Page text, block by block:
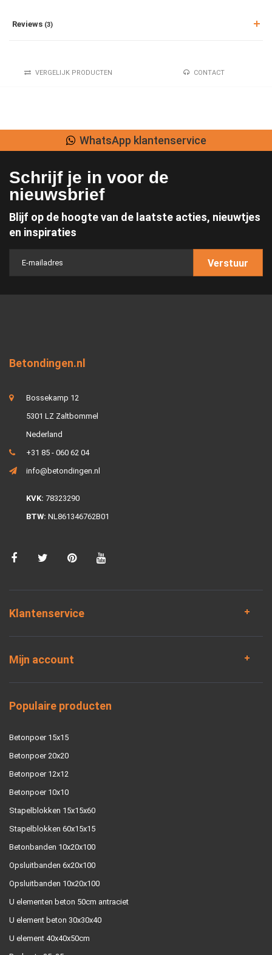
Reviews (3)
VERGELIJK PRODUCTEN CONTACT
WhatsApp klantenservice
Schrijf je in voor de
nieuwsbrief
Blijf op de hoogte van de laatste acties, nieuwtjes
en inspiraties
Verstuur
Betondingen.nl
Bossekamp 12
5301 LZ Zaltbommel
Nederland
+31 85 - 060 62 04
info@betondingen.nl
KVK: 78323290
BTW: NL861346762B01
Klantenservice
Mijn account
Populaire producten
Betonpoer 15x15
Betonpoer 20x20
Betonpoer 12x12
Betonpoer 10x10
Stapelblokken 15x15x60
Stapelblokken 60x15x15
Betonbanden 10x20x100
Opsluitbanden 6x20x100
Opsluitbanden 10x20x100
U elementen beton 50cm antraciet
U element beton 30x30x40
U element 40x40x50cm